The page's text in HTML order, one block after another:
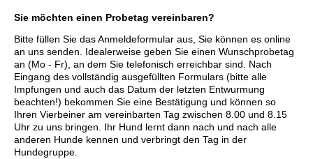
Sie möchten einen Probetag vereinbaren?
Bitte füllen Sie das Anmeldeformular aus, Sie können es online
an uns senden. Idealerweise geben Sie einen Wunschprobetag
an (Mo - Fr), an dem Sie telefonisch erreichbar sind. Nach
Eingang des vollständig ausgefüllten Formulars (bitte alle
Impfungen und auch das Datum der letzten Entwurmung
beachten!) bekommen Sie eine Bestätigung und können so
Ihren Vierbeiner am vereinbarten Tag zwischen 8.00 und 8.15
Uhr zu uns bringen. Ihr Hund lernt dann nach und nach alle
anderen Hunde kennen und verbringt den Tag in der
Hundegruppe.